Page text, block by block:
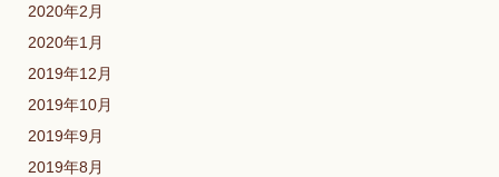
2020年2月
2020年1月
2019年12月
2019年10月
2019年9月
2019年8月